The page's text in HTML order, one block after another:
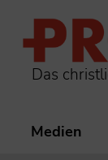
Das
Medien